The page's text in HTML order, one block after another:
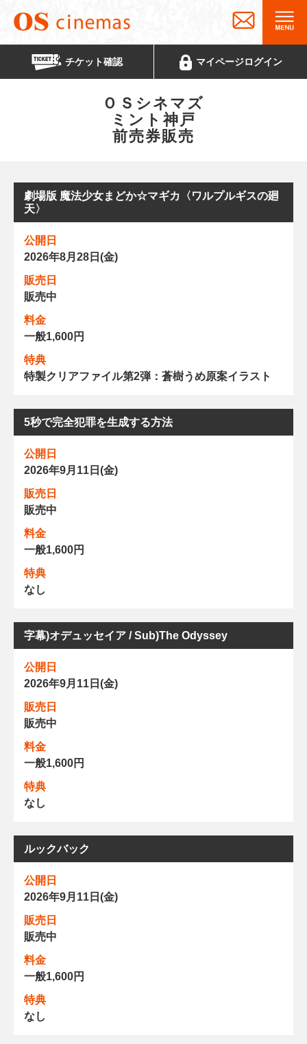
チケット確認 マイページログイン
ＯＳシネマズ
ミント神戸
前売券販売
劇場版 魔法少女まどか☆マギカ〈ワルプルギスの廻
天〉
公開日
2026年8月28日(金)
販売日
販売中
料金
一般1,600円
特典
特製クリアファイル第2弾：蒼樹うめ原案イラスト
5秒で完全犯罪を生成する方法
公開日
2026年9月11日(金)
販売日
販売中
料金
一般1,600円
特典
なし
字幕)オデュッセイア / Sub)The Odyssey
公開日
2026年9月11日(金)
販売日
販売中
料金
一般1,600円
特典
なし
ルックバック
公開日
2026年9月11日(金)
販売日
販売中
料金
一般1,600円
特典
なし